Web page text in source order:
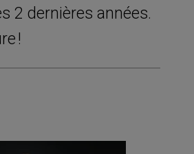
2 dernières années.
!